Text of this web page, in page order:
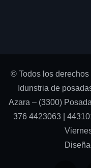
© Todos los
Idunstria de
Azara – (3300)
376 4423063 |